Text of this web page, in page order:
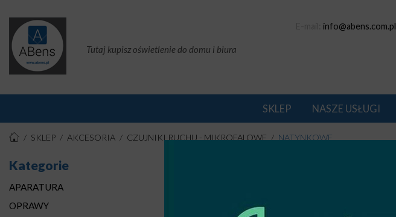
Tutaj kupisz oświetlenie do domu i biura
info@abens.com.pl
SKLEP NASZE USŁUGI
SKLEP AKCESORIA CZUJNIKI RUCHU - MIKROFALOWE NATYNKOWE
Kategorie
APARATURA
OPRAWY